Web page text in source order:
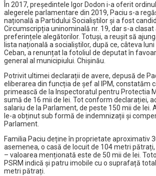
În 2017, președintele Igor Dodon i-a oferit ordinul
alegerele parlamentare din 2019, Paciu s-a
națională a Partidului Socialiștilor și a fost
Circumscripția uninominală nr. 19, dar s-a clasat
preferințele alegătorilor. Totuși, a reușit să
lista națională a socialiștilor, după ce, câteva
Ceban, a renunțat la fotoliul de deputat în
general al municipiului. Chișinău.
Potrivit ultimei declarații de avere, depusă de
eliberarea din funcția de șef al IPM, constatăm
primească de la Inspectoratul pentru Protectia
sumă de 16 mii de lei. Tot conform declarației,
salariu de la Parlament, de peste 150 mii de lei.
le-a obținut sub formă de indemnizații și
Parlament.
Familia Paciu deține în proprietate aproximativ
asemenea, o casă de locuit de 104 metri
– valoarea menționată este de 50 mii de lei.
PSRM indică și patru imobile cu o suprafață
metri pătrați.